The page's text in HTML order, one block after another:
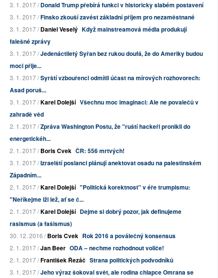
3. 1. 2017 /Donald Trump přebírá funkci v historicky slabém postavení
3. 1. 2017 /Finsko zkouší zavést základní příjem pro nezaměstnané
3. 1. 2017 /Daniel Veselý Když mainstreamová média produkují
falešné zprávy
3. 1. 2017 /Jedenáctiletý Syřan bez rukou doufá, že do Ameriky budou
moci přije...
3. 1. 2017 /Syrští vzbouřenci odmítli účast na mírových rozhovorech:
Asad poruš...
3. 1. 2017 /Karel Dolejší Všechnu moc imaginaci: Ale ne povalečů v
zahradě věd
2. 1. 2017 /Zpráva Washington Postu, že "ruští hackeři pronikli do
energetickéh...
2. 1. 2017 /Boris Cvek ČR: 556 mrtvých!
3. 1. 2017 /Izraelští poslanci plánují anektovat osadu na palestinském
Západním...
2. 1. 2017 /Karel Dolejší "Politická korektnost" v éře trumpismu:
"Neříkejme lži lež, ať se č...
2. 1. 2017 /Karel Dolejší Dejme si dobrý pozor, jak definujeme
rasismus (a fašismus)
30. 12. 2016 /Boris Cvek Rok 2016 a poválečný konsensus
2. 1. 2017 /Jan Beer ODA – nechme rozhodnout voliče!
2. 1. 2017 /František Řezáč Strana politických podvodníků
3. 1. 2017 /Jeho výraz šokoval svět, ale rodina chlapce Omrana se